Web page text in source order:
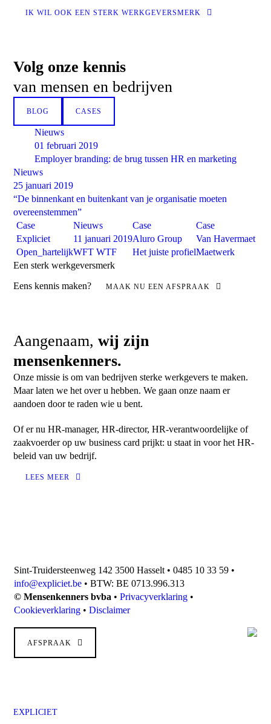
Stap1van6
16%
Uw werknemers voelen zich betrokken bij uw bedrijf?
Ja
Niet nodig, ze moeten gewoon hun werk doen
Soms
Ik geef toestemming dat Mensenkenners bovenstaande gegevens zal verwerken
en bewaren zoals beschreven in de privacyverklaring.
IK WIL OOK EEN STERK WERKGEVERSMERK
Volg onze kennis
van mensen en bedrijven
BLOG CASES
Nieuws
01 februari 2019
Employer branding: de brug tussen HR en marketing
Nieuws
25 januari 2019
“De binnenkant en buitenkant van je organisatie moeten
overeenstemmen”
Case
Expliciet
Open_hartelijk
Nieuws
11 januari 2019
WFT WTF
Case
Aluro Group
Het juiste profiel
Case
Van Havermaet
Maetwerk
Een sterk werkgeversmerk
Eens kennis maken?
MAAK NU EEN AFSPRAAK
Aangenaam,wij zijn
mensenkenners.
Onze missie is om van bedrijven sterke werkgevers te maken.
Maar laten we het over u hebben. We gaan onze naam er
aandoen door te raden wie u bent.
Of er nu HR-manager, HR-director, HR-verantwoordelijke of
zaakvoerder op uw business card prijkt: u staat in voor het HR-
beleid van uw bedrijf.
LEES MEER
Sint-Truidersteenweg 142 3500 Hasselt • 0485 10 33 59 •
info@expliciet.be• BTW: BE 0713.996.313
© Mensenkenners bvba • Privacyverklaring•
Cookieverklaring• Disclaimer
AFSPRAAK
EXPLICIET